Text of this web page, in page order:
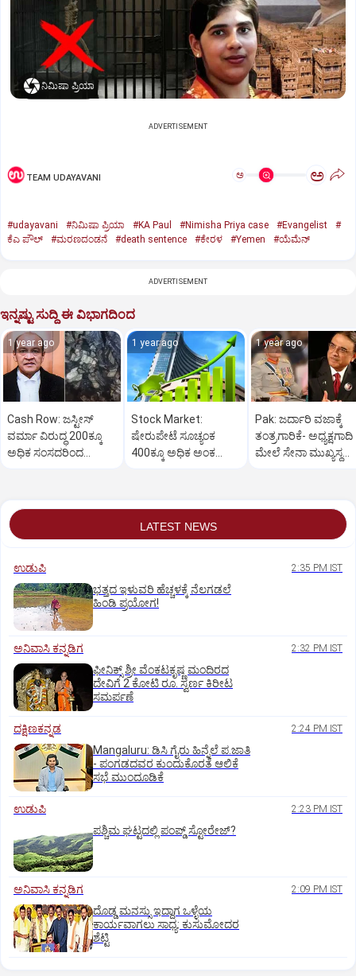
ನಿಮಿಷಾ ಪ್ರಿಯಾ
ADVERTISEMENT
TEAM UDAYAVANI ಅ ಅ
#udayavani #ನಿಮಿಷಾ ಪ್ರಿಯಾ #KA Paul #Nimisha Priya case #Evangelist
#
ಕೆಎ ಪೌಲ್
#ಮರಣದಂಡನೆ #death sentence #ಕೇರಳ #Yemen #ಯೆಮೆನ್‌
ADVERTISEMENT
ಇನ್ನಷ್ಟು ಸುದ್ದಿ ಈ ವಿಭಾಗದಿಂದ
1 year ago
Cash Row: ಜಸ್ಟೀಸ್‌
ವರ್ಮಾ ವಿರುದ್ಧ 200ಕ್ಕೂ
ಅಧಿಕ ಸಂಸದರಿಂದ
1 year ago
Stock Market:
ಷೇರುಪೇಟೆ ಸೂಚ್ಯಂಕ
400ಕ್ಕೂ ಅಧಿಕ ಅಂಕ
1 year ago
Pak: ಜರ್ದಾರಿ ವಜಾಕ್ಕೆ
ತಂತ್ರಗಾರಿಕೆ- ಅಧ್ಯಕ್ಷಗಾದಿ
ಮೇಲೆ ಸೇನಾ ಮುಖ್ಯಸ್ಥ
LATEST NEWS
ಉಡುಪಿ 2:35 PM IST
ಭತ್ತದ ಇಳುವರಿ ಹೆಚ್ಚಳಕ್ಕೆ ನೆಲಗಡಲೆ
ಹಿಂಡಿ ಪ್ರಯೋಗ!
ಅನಿವಾಸಿ ಕನ್ನಡಿಗ 2:32 PM IST
ಫೀನಿಕ್ಸ್ ಶ್ರೀ ವೆಂಕಟಕೃಷ್ಣ ಮಂದಿರದ
ದೇವಿಗೆ 2 ಕೋಟಿ ರೂ. ಸ್ವರ್ಣ ಕಿರೀಟ
ಸಮರ್ಪಣೆ
ದಕ್ಷಿಣಕನ್ನಡ 2:24 PM IST
Mangaluru: ಡಿಸಿ ಗೈರು ಹಿನ್ನೆಲೆ ಪ.ಜಾತಿ
- ಪಂಗಡದವರ ಕುಂದುಕೊರತೆ ಆಲಿಕೆ
ಸಭೆ ಮುಂದೂಡಿಕೆ
ಉಡುಪಿ 2:23 PM IST
ಪಶ್ಚಿಮ ಘಟ್ಟದಲ್ಲಿ ಪಂಪ್ಡ್ ಸ್ಟೋರೇಜ್‌?
ಅನಿವಾಸಿ ಕನ್ನಡಿಗ 2:09 PM IST
ದೊಡ್ಡ ಮನಸ್ಸು ಇದ್ದಾಗ ಒಳ್ಳೆಯ
ಕಾರ್ಯವಾಗಲು ಸಾಧ್ಯ: ಕುಸುಮೋದರ
ಶೆಟ್ಟಿ